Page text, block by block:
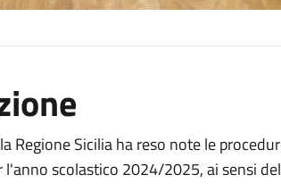
Regione Sicilia ha reso note le
l'anno scolastico 2024/2025, ai sensi